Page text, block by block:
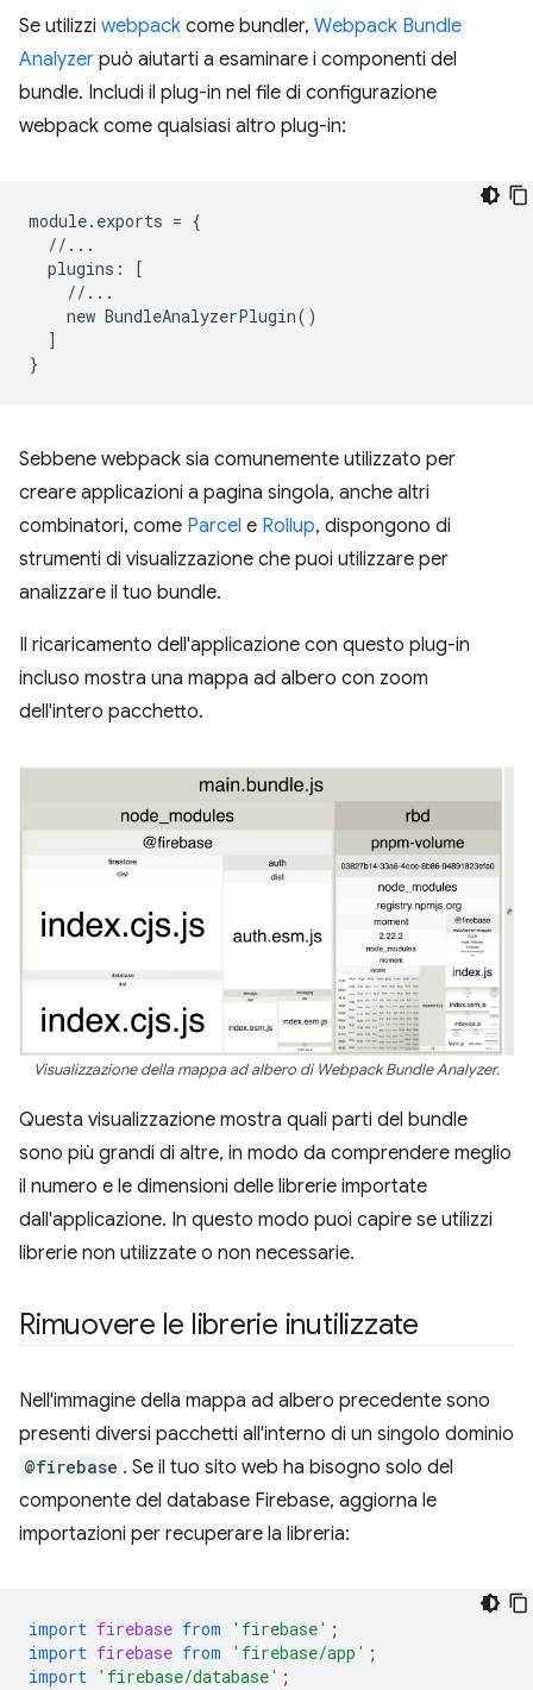
Se utilizzi webpack come bundler, Webpack Bundle
Analyzer può aiutarti a esaminare i componenti del
bundle. Includi il plug-in nel file di configurazione
webpack come qualsiasi altro plug-in:
module. exports = {
//...
plugins :
[
//...
new BundleAnalyzerPlugin()
]
}
Sebbene webpack sia comunemente utilizzato per
creare applicazioni a pagina singola, anche altri
combinatori, come Parcel e Rollup, dispongono di
strumenti di visualizzazione che puoi utilizzare per
analizzare il tuo bundle.
Il ricaricamento dell'applicazione con questo plug-in
incluso mostra una mappa ad albero con zoom
dell'intero pacchetto.
Visualizzazione della mappa ad albero di Webpack Bundle Analyzer.
Questa visualizzazione mostra quali parti del bundle
sono più grandi di altre, in modo da comprendere meglio
il numero e le dimensioni delle librerie importate
dall'applicazione. In questo modo puoi capire se utilizzi
librerie non utilizzate o non necessarie.
Rimuovere le librerie inutilizzate
Nell'immagine della mappa ad albero precedente sono
presenti diversi pacchetti all'interno di un singolo dominio
@firebase . Se il tuo sito web ha bisogno solo del
componente del database Firebase, aggiorna le
importazioni per recuperare la libreria:
import firebase from 'firebase' ;
import firebase from 'firebase/app' ;
import 'firebase/database' ;